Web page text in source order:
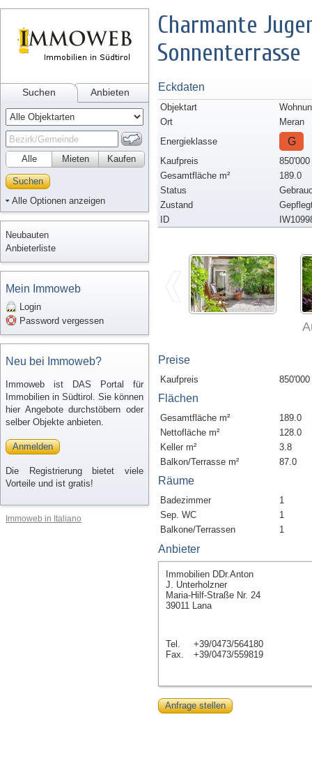
Suchen Anbieten
Alle Kaufen
Mieten
Suchen
Alle Optionen anzeigen
Neubauten
Anbieterliste
Mein Immoweb
Login
Password vergessen
Neu bei Immoweb?
Immoweb ist DAS Portal für
Immobilien in Südtirol. Sie können
hier Angebote durchstöbern oder
selber Objekte anbieten.
Anmelden
Die Registrierung bietet viele
Vorteile und ist gratis!
Immoweb in Italiano
Charmante
Sonnenterrasse
Eckdaten
Objektart
Ort
Meran
Energieklasse
G
Kaufpreis
850'000
Gesamtfläche m²
189.0
Status
Zustand
ID
Preise
Kaufpreis 850'000
Flächen
Gesamtfläche m²
189.0
Nettofläche m²
128.0
Keller m²
3.8
Balkon/Terrasse m²
87.0
Räume
Badezimmer
1
Sep. WC
1
Balkone/Terrassen
1
Anbieter
Immobilien DDr.Anton
J. Unterholzner
Maria-Hilf-Straße Nr. 24
39011 Lana
Tel.
+39/0473/564180
Fax.
+39/0473/559819
Anfrage stellen